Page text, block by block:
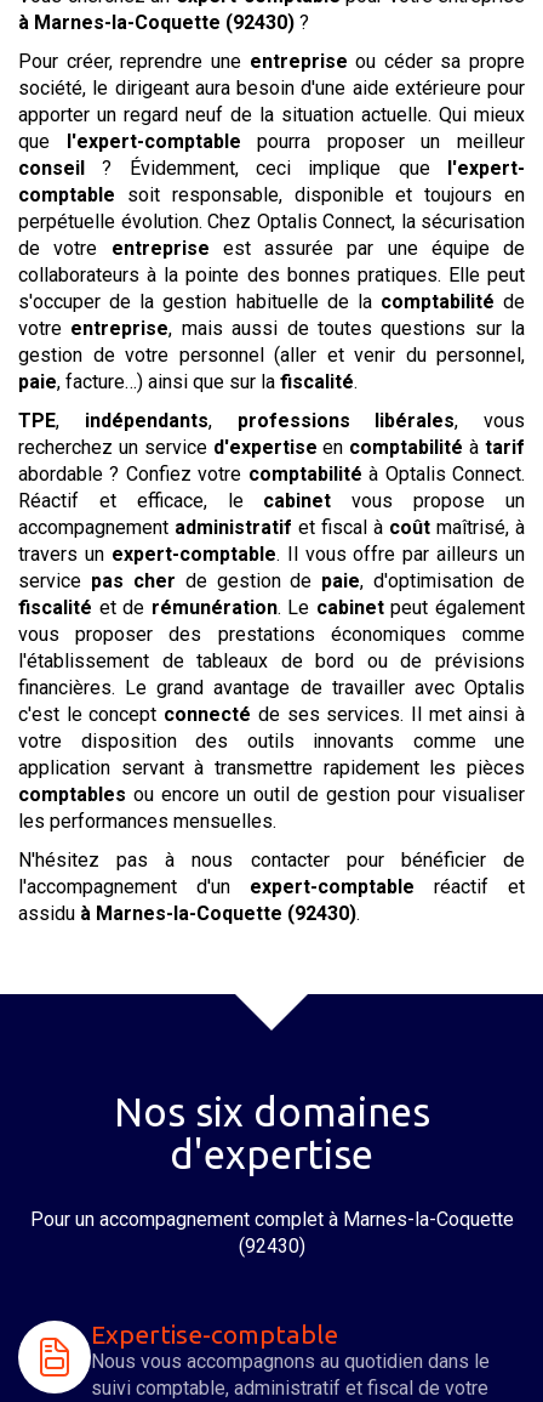
à Marnes-la-Coquette (92430) ?
Pour créer, reprendre une entreprise ou céder sa propre
société, le dirigeant aura besoin d'une aide extérieure pour
apporter un regard neuf de la situation actuelle. Qui mieux
que
l'expert-comptable pourra proposer un meilleur
conseil
? Évidemment, ceci implique que
l'expert-
comptable soit responsable, disponible et toujours en
perpétuelle évolution. Chez Optalis Connect, la sécurisation
de votre entreprise est assurée par une équipe de
collaborateurs à la pointe des bonnes pratiques. Elle peut
s'occuper de la gestion habituelle de la comptabilité de
votre entreprise, mais aussi de toutes questions sur la
gestion de votre personnel (aller et venir du personnel,
paie, facture…) ainsi que sur la fiscalité.
TPE, indépendants, professions libérales, vous
recherchez un service d'expertise en comptabilité àtarif
abordable ? Confiez votre comptabilité à Optalis Connect.
Réactif et efficace, le cabinet vous propose un
accompagnement administratif et fiscal à coût maîtrisé, à
travers un expert-comptable. Il vous offre par ailleurs un
service pas cher de gestion de paie, d'optimisation de
fiscalité et de rémunération. Le cabinetpeut également
vous proposer des prestations économiques comme
l'établissement de tableaux de bord ou de prévisions
financières. Le grand avantage de travailler avec Optalis
c'est le concept connecté de ses services. Il met ainsi à
votre disposition des outils innovants comme une
application servant à transmettre rapidement les pièces
comptables ou encore un outil de gestion pour visualiser
les performances mensuelles.
N'hésitez pas à nous contacter pour bénéficier de
l'accompagnement d'un expert-comptable réactif et
assidu à Marnes-la-Coquette (92430).
Nos six domaines
d'expertise
Pour un accompagnement complet à Marnes-la-Coquette
(92430)
Expertise-comptable
Nous vous accompagnons au quotidien dans le
suivi comptable, administratif et fiscal de votre